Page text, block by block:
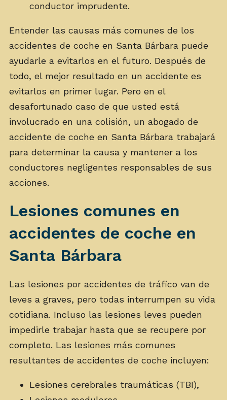
conductor imprudente.
Entender las causas más comunes de los
accidentes de coche en Santa Bárbara puede
ayudarle a evitarlos en el futuro. Después de
todo, el mejor resultado en un accidente es
evitarlos en primer lugar. Pero en el
desafortunado caso de que usted está
involucrado en una colisión, un abogado de
accidente de coche en Santa Bárbara trabajará
para determinar la causa y mantener a los
conductores negligentes responsables de sus
acciones.
Lesiones comunes en
accidentes de coche en
Santa Bárbara
Las lesiones por accidentes de tráfico van de
leves a graves, pero todas interrumpen su vida
cotidiana. Incluso las lesiones leves pueden
impedirle trabajar hasta que se recupere por
completo. Las lesiones más comunes
resultantes de accidentes de coche incluyen:
Lesiones cerebrales traumáticas (TBI),